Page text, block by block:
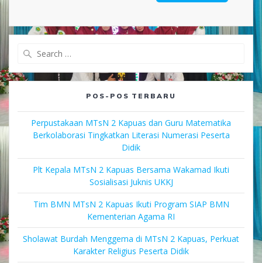
POS-POS TERBARU
Perpustakaan MTsN 2 Kapuas dan Guru Matematika
Berkolaborasi Tingkatkan Literasi Numerasi Peserta
Didik
Plt Kepala MTsN 2 Kapuas Bersama Wakamad Ikuti
Sosialisasi Juknis UKKJ
Tim BMN MTsN 2 Kapuas Ikuti Program SIAP BMN
Kementerian Agama RI
Sholawat Burdah Menggema di MTsN 2 Kapuas, Perkuat
Karakter Religius Peserta Didik